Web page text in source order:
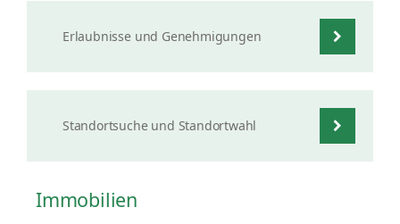
Erlaubnisse und Genehmigungen
Standortsuche und Standortwahl
Immobilien